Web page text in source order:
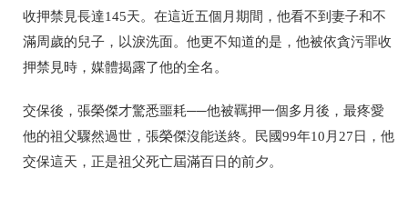
收押禁見長達145天。在這近五個月期間，他看不到妻子和不
滿周歲的兒子，以淚洗面。他更不知道的是，他被依貪污罪收
押禁見時，媒體揭露了他的全名。
交保後，張榮傑才驚悉噩耗──他被羈押一個多月後，最疼愛
他的祖父驟然過世，張榮傑沒能送終。民國99年10月27日，他
交保這天，正是祖父死亡屆滿百日的前夕。